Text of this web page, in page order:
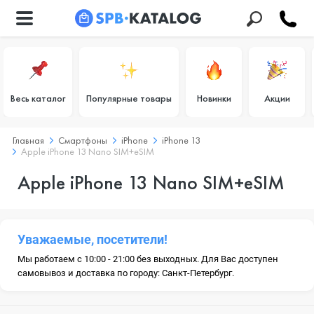
Весь каталог Популярные товары Новинки Акции
Главная Смартфоны iPhone
iPhone 13
Apple iPhone 13 Nano SIM+eSIM
Apple iPhone 13 Nano SIM+eSIM
Уважаемые, посетители!
Мы работаем с 10:00 - 21:00 без выходных. Для Вас доступен
самовывоз и доставка по городу: Санкт-Петербург.